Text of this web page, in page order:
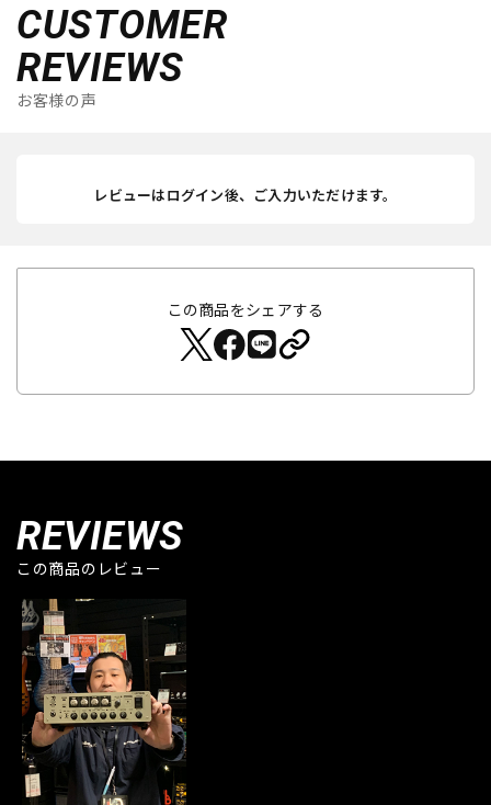
CUSTOMER
REVIEWS
お客様の声
レビューはログイン後、ご入力いただけます。
この商品をシェアする
REVIEWS
この商品のレビュー